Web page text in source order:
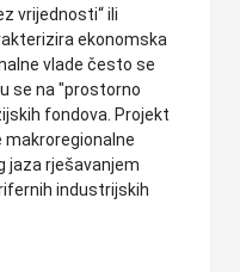
vrijednosti“ ili
ekonomska
vlade često se
se na "prostorno
fondova. Projekt
makroregionalne
jaza rješavanjem
industrijskih